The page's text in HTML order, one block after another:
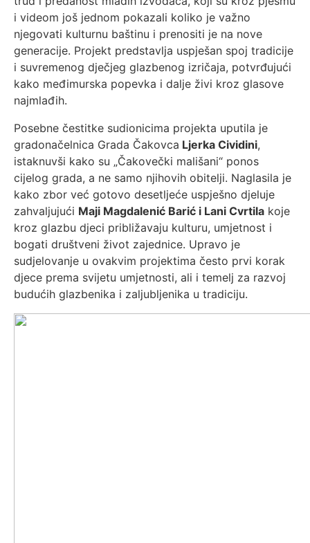
i videom još jednom pokazali koliko je važno
njegovati kulturnu baštinu i prenositi je na nove
generacije. Projekt predstavlja uspješan spoj tradicije
i suvremenog dječjeg glazbenog izričaja, potvrđujući
kako međimurska popevka i dalje živi kroz glasove
najmlađih.
Posebne čestitke sudionicima projekta uputila je
gradonačelnica Grada Čakovca Ljerka Cividini,
istaknuvši kako su „Čakovečki mališani“ ponos
cijelog grada, a ne samo njihovih obitelji. Naglasila je
kako zbor već gotovo desetljeće uspješno djeluje
zahvaljujući Maji Magdalenić Barić i Lani Cvrtila koje
kroz glazbu djeci približavaju kulturu, umjetnost i
bogati društveni život zajednice. Upravo je
sudjelovanje u ovakvim projektima često prvi korak
djece prema svijetu umjetnosti, ali i temelj za razvoj
budućih glazbenika i zaljubljenika u tradiciju.